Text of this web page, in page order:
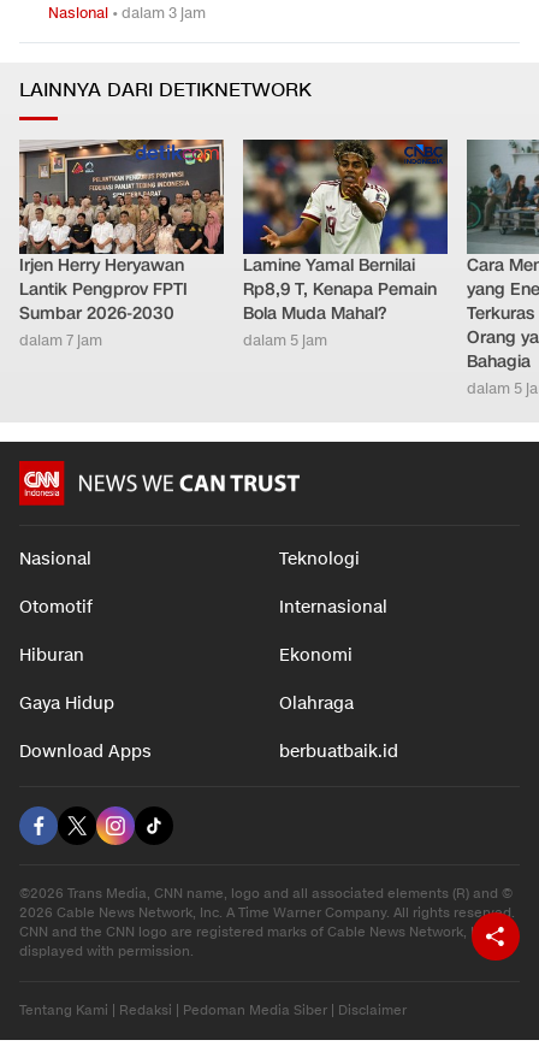
Nasional •dalam 3 jam
LAINNYA DARI DETIKNETWORK
Irjen Herry Heryawan
Lantik Pengprov FPTI
Sumbar 2026-2030
dalam 7 jam
Lamine Yamal Bernilai
Rp8,9 T, Kenapa Pemain
Bola Muda Mahal?
dalam 5 jam
Cara
yang
Orang
Bahagia
dalam 5
Nasional Teknologi
Otomotif Internasional
Hiburan Ekonomi
Gaya Hidup Olahraga
Download Apps berbuatbaik.id
©2026 Trans Media, CNN name, logo and all associated elements (R) and ©
2026 Cable News Network, Inc. A Time Warner Company. All rights reserved.
CNN and the CNN logo are registered marks of Cable News Network, Inc.,
displayed with permission.
Tentang Kami Redaksi Pedoman Media Siber Disclaimer